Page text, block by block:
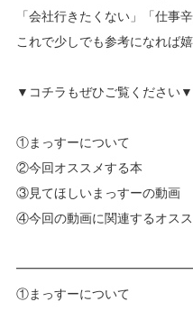
「会社行きたくない」「仕事
これで少しでも参考になれば嬉
▼コチラもぜひご覧ください▼
①まっすーについて
②今回オススメする本
③見てほしいまっすーの動画
④今回の動画に関連するオス
①まっすーについて